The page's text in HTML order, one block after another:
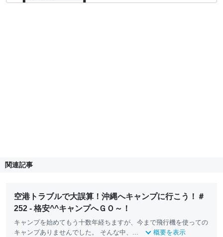
関連記事
空港トラブルで大誤算！沖縄へキャンプに行こう！＃
252 - 格安^^キャンプへＧＯ～！
キャンプを始めてもう十数年経ちますが、今まで飛行機を使っての
キャンプありませんでした。 そんな中、...
概要を表示